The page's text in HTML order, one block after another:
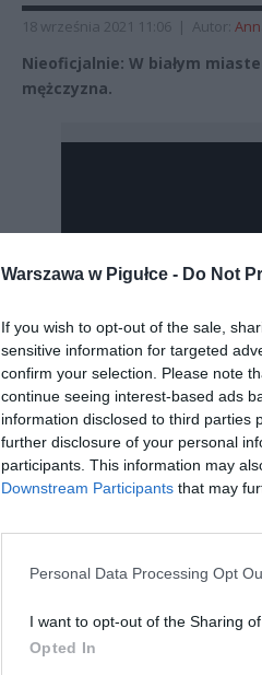
Warszawa w Pigułce - Do Not
If you wish to opt-out of the sale,
sensitive information for targeted
confirm your selection. Please note
continue seeing interest-based ads
information disclosed to third parties
further disclosure of your personal
participants. This information may
Downstream Participants that may
Personal Data Processing Opt
I want to opt-out of the Sharing
Opted In
18 września 2021 11:06 | Autor:
Nieoficjalnie: W białym
mężczyzna.